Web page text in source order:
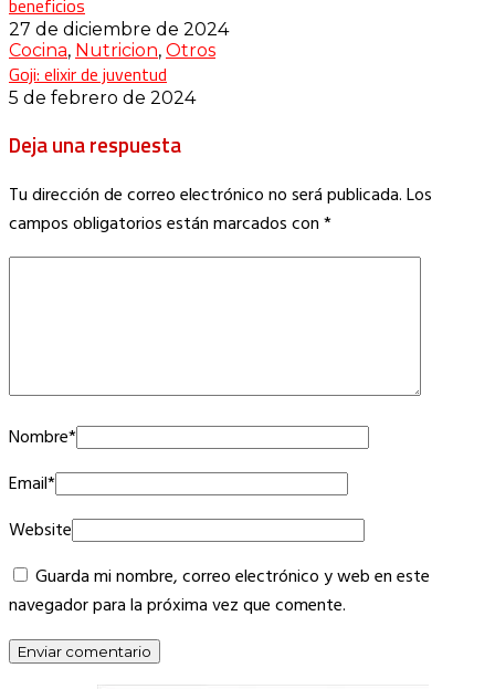
beneficios
27 de diciembre de 2024
Cocina, Nutricion, Otros
Goji: elixir de juventud
5 de febrero de 2024
Deja una respuesta
Tu dirección de correo electrónico no será publicada.Los
campos obligatorios están marcados con*
Nombre*
Email*
Website
Guarda mi nombre, correo electrónico y web en este
navegador para la próxima vez que comente.